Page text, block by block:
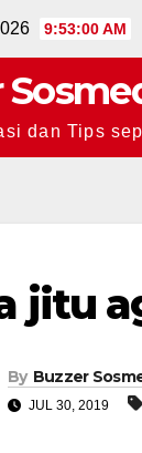
9:53:01 AM
dan Tips
jitu
By Buzzer
JUL 30, 2019